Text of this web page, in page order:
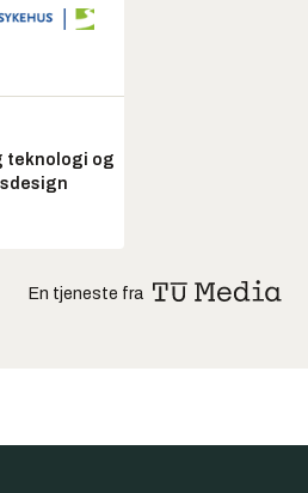
teknologi og
En tjeneste fra